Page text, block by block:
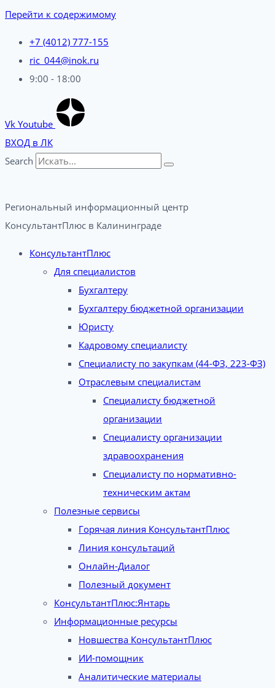
Перейти к содержимому
+7 (4012) 777-155
ric_044@inok.ru
9:00 - 18:00
Vk Youtube
ВХОД в ЛК
Search
Региональный информационный центр
КонсультантПлюс в Калининграде​
КонсультантПлюс
Для специалистов
Бухгалтеру
Бухгалтеру бюджетной организации
Юристу
Кадровому специалисту
Специалисту по закупкам (44-ФЗ, 223-ФЗ)
Отраслевым специалистам
Специалисту бюджетной
организации
Специалисту организации
здравоохранения
Специалисту по нормативно-
техническим актам
Полезные сервисы
Горячая линия КонсультантПлюс
Линия консультаций
Онлайн-Диалог
Полезный документ
КонсультантПлюс:Янтарь
Информационные ресурсы
Новшества КонсультантПлюс
ИИ-помощник
Аналитические материалы